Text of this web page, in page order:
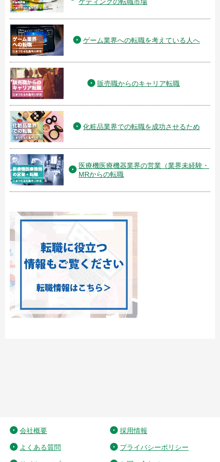
ゲーム業界への転職を考えている人へ
販売職からのキャリア転職
化粧品業界での転職を成功させるため
医療機医療機器業界の営業（業界未経験・
MRからの転職
会社概要 採用情報
よくある質問 プライバシーポリシー